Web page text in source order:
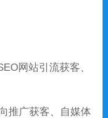
网站引流获客、
推广获客、自媒体